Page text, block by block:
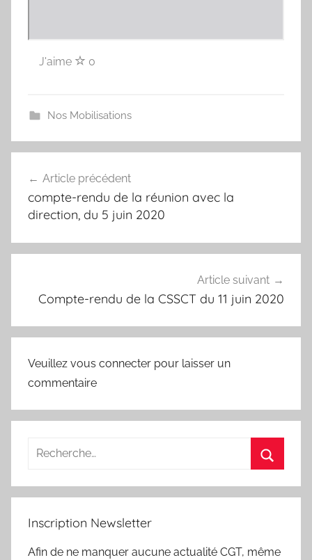
J'aime 0
Nos Mobilisations
de
l’article
Article précédent
compte-rendu de la réunion avec la
direction, du 5 juin 2020
Article suivant
Compte-rendu de la CSSCT du 11 juin 2020
Veuillez vous connecter pour laisser un
commentaire
Inscription Newsletter
Afin de ne manquer aucune actualité CGT, même